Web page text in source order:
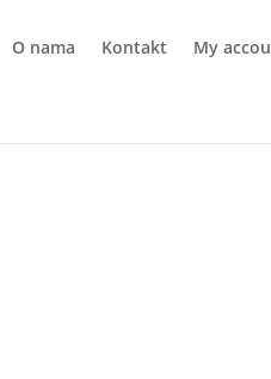
O nama Kontakt My